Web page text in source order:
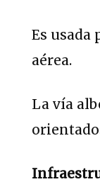
Es
aérea.
La vía